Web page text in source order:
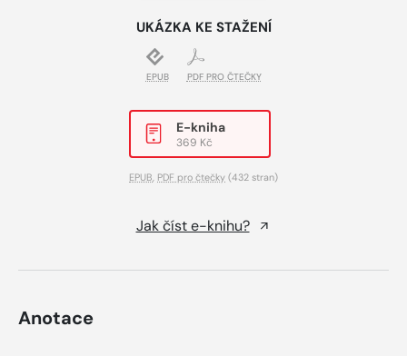
UKÁZKA KE STAŽENÍ
EPUB PDF PRO ČTEČKY
E-kniha
369 Kč
EPUB, PDF pro čtečky (432 stran)
Jak číst e-knihu?
Anotace